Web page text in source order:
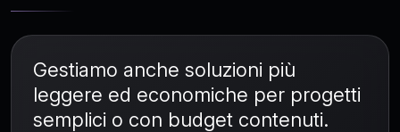
Gestiamo anche soluzioni più
leggere ed economiche per progetti
semplici o con budget contenuti.